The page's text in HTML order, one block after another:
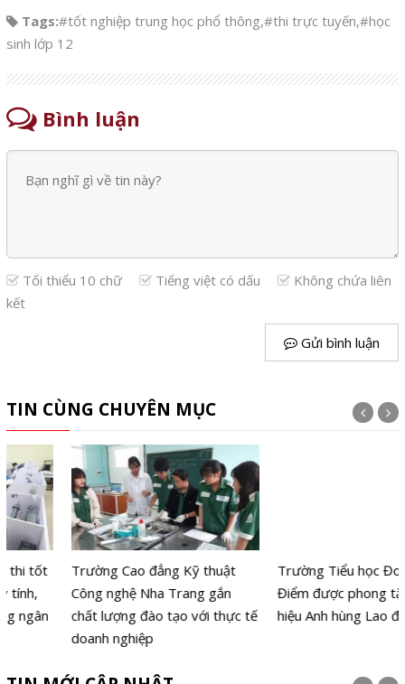
Tags:#tốt nghiệp trung học phổ thông,#thi trực tuyến,#học
sinh lớp 12
Bình luận
Tối thiểu 10 chữ Tiếng việt có dấu
Không chứa liên
kết
Gửi bình luận
TIN CÙNG CHUYÊN MỤC
Trường Cao đẳng Kỹ thuật
Công nghệ Nha Trang gắn
chất lượng đào tạo với thực tế
doanh nghiệp
Trường Tiểu học Đoàn Thị
Điểm được phong tặng danh
hiệu Anh hùng Lao động